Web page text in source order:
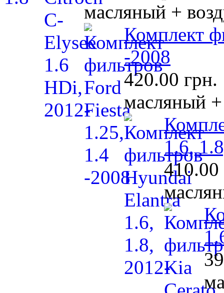
масляный +
Комплект
-2008
420.00 грн.
масляный
1.6,
410.00